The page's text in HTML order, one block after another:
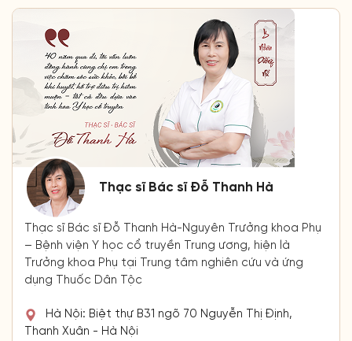
Thạc sĩ Bác sĩ Đỗ Thanh Hà
Thạc sĩ Bác sĩ Đỗ Thanh Hà-Nguyên Trưởng khoa Phụ
– Bệnh viện Y học cổ truyền Trung ương, hiện là
Trưởng khoa Phụ tại Trung tâm nghiên cứu và ứng
dụng Thuốc Dân Tộc
Hà Nội: Biệt thự B31 ngõ 70 Nguyễn Thị Định,
Thanh Xuân - Hà Nội